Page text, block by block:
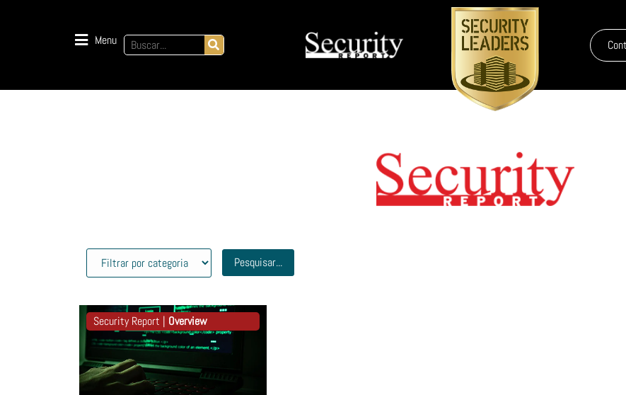
Menu
Pesquisar...
Security Report | Overview